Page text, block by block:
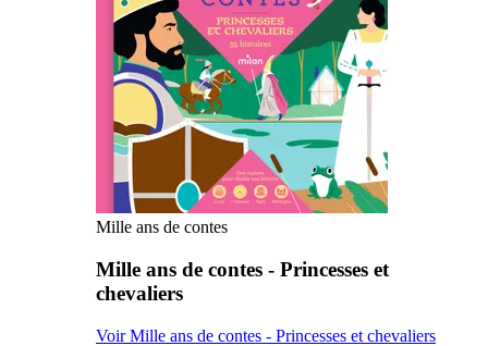
Mille ans de contes
Mille ans de contes - Princesses et
chevaliers
Voir Mille ans de contes - Princesses et chevaliers